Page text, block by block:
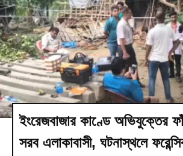
ইংরেজবাজার কাণ্ডে অভিযুক্তের
সরব এলাকাবাসী, ঘটনাস্থলে